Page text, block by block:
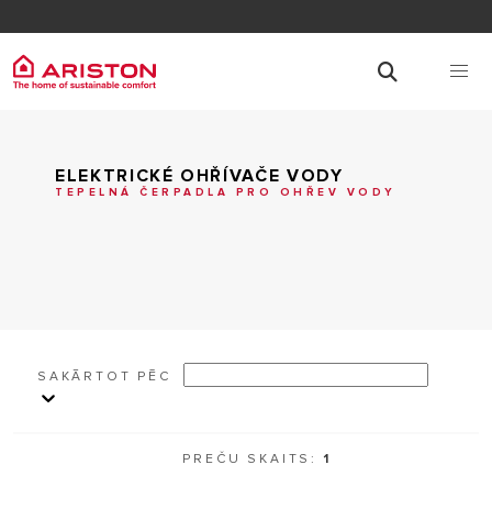
ELEKTRICKÉ OHŘÍVAČE VODY
TEPELNÁ ČERPADLA PRO OHŘEV VODY
SAKĀRTOT PĒC
PREČU SKAITS: 1